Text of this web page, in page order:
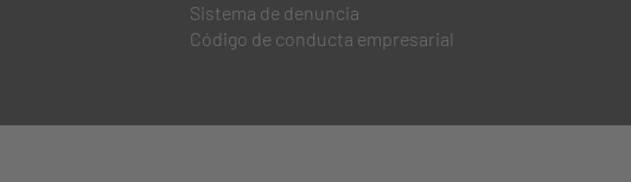
Sistema de denuncia
Código de conducta empresarial